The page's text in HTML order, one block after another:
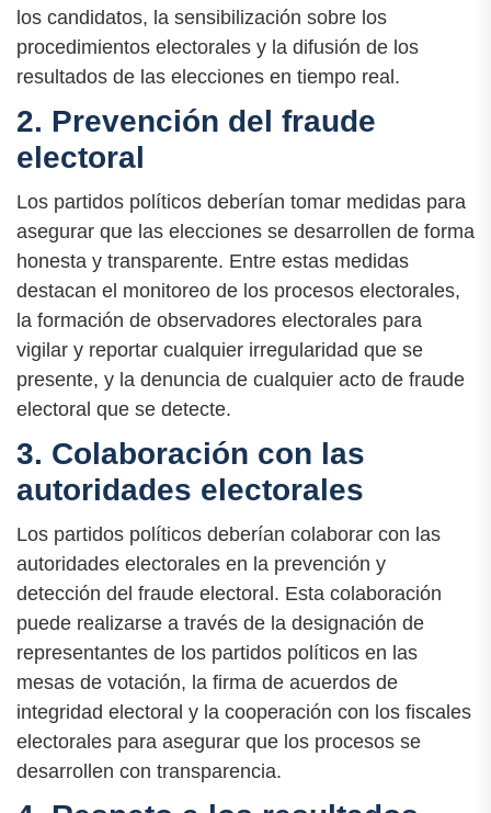
los candidatos, la sensibilización sobre los
procedimientos electorales y la difusión de los
resultados de las elecciones en tiempo real.
2. Prevención del fraude
electoral
Los partidos políticos deberían tomar medidas para
asegurar que las elecciones se desarrollen de forma
honesta y transparente. Entre estas medidas
destacan el monitoreo de los procesos electorales,
la formación de observadores electorales para
vigilar y reportar cualquier irregularidad que se
presente, y la denuncia de cualquier acto de fraude
electoral que se detecte.
3. Colaboración con las
autoridades electorales
Los partidos políticos deberían colaborar con las
autoridades electorales en la prevención y
detección del fraude electoral. Esta colaboración
puede realizarse a través de la designación de
representantes de los partidos políticos en las
mesas de votación, la firma de acuerdos de
integridad electoral y la cooperación con los fiscales
electorales para asegurar que los procesos se
desarrollen con transparencia.